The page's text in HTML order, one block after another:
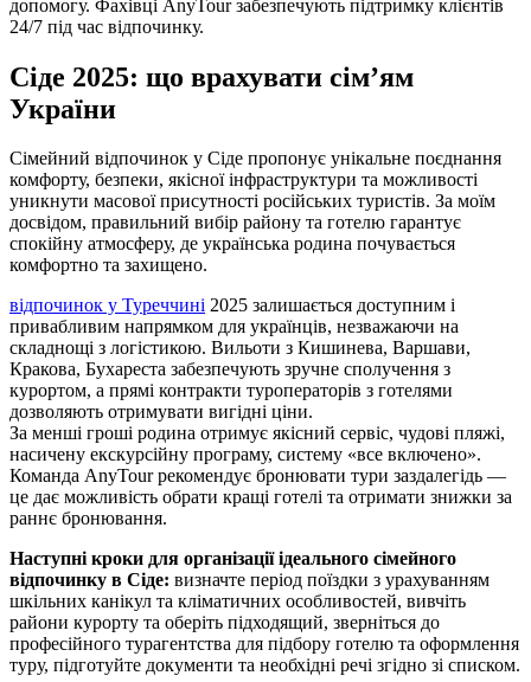
допомогу. Фахівці AnyTour забезпечують підтримку клієнтів
24/7 під час відпочинку.
Сіде 2025: що врахувати сім’ям
України
Сімейний відпочинок у Сіде пропонує унікальне поєднання
комфорту, безпеки, якісної інфраструктури та можливості
уникнути масової присутності російських туристів. За моїм
досвідом, правильний вибір району та готелю гарантує
спокійну атмосферу, де українська родина почувається
комфортно та захищено.
відпочинок у Туреччині 2025 залишається доступним і
привабливим напрямком для українців, незважаючи на
складнощі з логістикою. Вильоти з Кишинева, Варшави,
Кракова, Бухареста забезпечують зручне сполучення з
курортом, а прямі контракти туроператорів з готелями
дозволяють отримувати вигідні ціни.
За менші гроші родина отримує якісний сервіс, чудові пляжі,
насичену екскурсійну програму, систему «все включено».
Команда AnyTour рекомендує бронювати тури заздалегідь —
це дає можливість обрати кращі готелі та отримати знижки за
раннє бронювання.
Наступні кроки для організації ідеального сімейного
відпочинку в Сіде: визначте період поїздки з урахуванням
шкільних канікул та кліматичних особливостей, вивчіть
райони курорту та оберіть підходящий, зверніться до
професійного турагентства для підбору готелю та оформлення
туру, підготуйте документи та необхідні речі згідно зі списком.